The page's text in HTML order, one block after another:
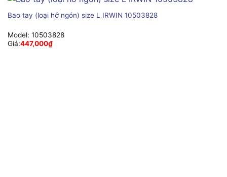
Bao tay (loại hở ngón) size L IRWIN 10503828
Model: 10503828
Giá:447,000₫